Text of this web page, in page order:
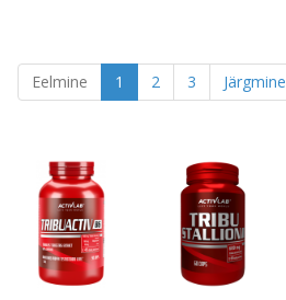
Eelmine 1 2 3 Järgmine